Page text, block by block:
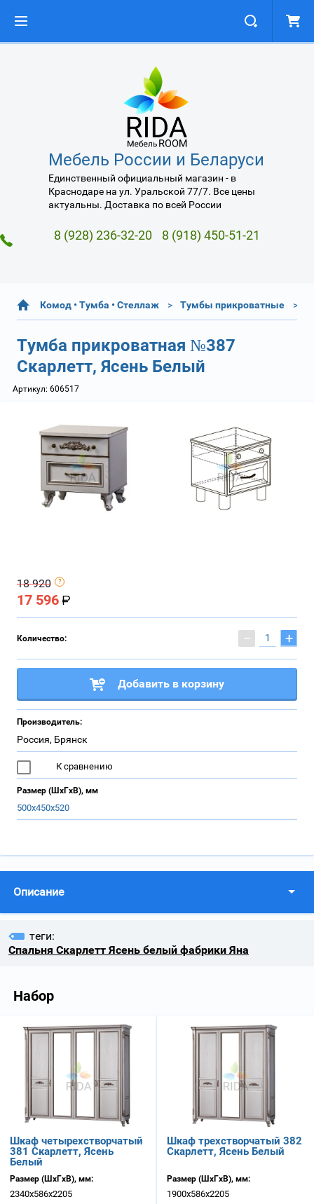
Мебель России и Беларуси
Единственный официальный магазин - в
Краснодаре на ул. Уральской 77/7. Все цены
актуальны. Доставка по всей России
8 (928) 236-32-20 8 (918) 450-51-21
Комод • Тумба • Стеллаж Тумбы прикроватные
Тумба прикроватная №387
Скарлетт, Ясень Белый
Артикул: 606517
18 920
17 596
Количество: − +
Добавить в корзину
Производитель:
Россия, Брянск
К сравнению
Размер (ШхГхВ), мм
500х450х520
Описание
теги:
Спальня Скарлетт Ясень белый фабрики Яна
Набор
Шкаф четырехстворчатый
381 Скарлетт, Ясень
Белый
Размер (ШхГхВ), мм:
2340х586х2205
Шкаф трехстворчатый 382
Скарлетт, Ясень Белый
Размер (ШхГхВ), мм:
1900х586х2205